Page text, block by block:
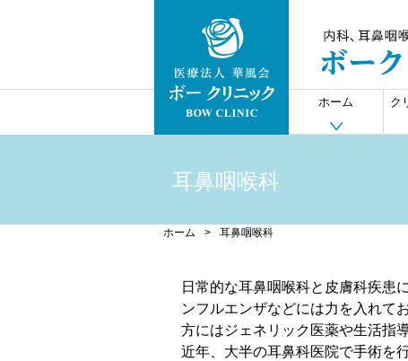
ホーム ク
耳鼻咽喉科
ホーム > 耳鼻咽喉科
日常的な耳鼻咽喉科と皮膚科疾患
ンフルエンザなどには力を入れて
方にはジェネリック医薬や生活指
近年、大半の耳鼻科医院で手術を